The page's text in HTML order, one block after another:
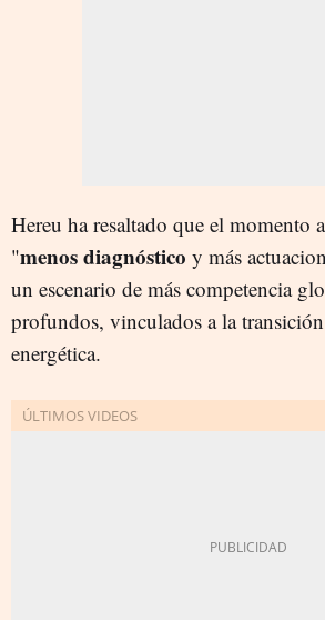
Hereu ha resaltado que el momento
"menos diagnóstico y más
un escenario de más competencia
profundos, vinculados a la
energética.